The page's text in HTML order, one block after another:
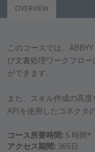
OVERVIEW
このコースでは、
び文書処理ワークフロ
ができます。
また、スキル作成の高
APIを使用したコネクタ
コース所要時間: 5 時間*
アクセス期間: 365日